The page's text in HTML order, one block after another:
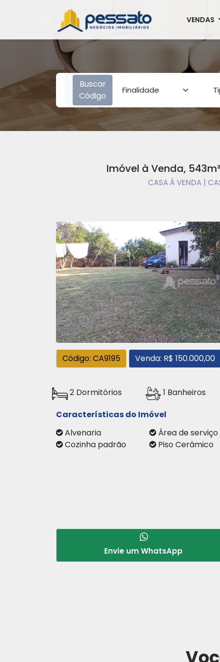
VENDAS
Buscar
Código
Imóvel à Venda,
CASA À VENDA |
Código: CA9195 Venda: R$ 150.000,00
2 Dormitórios
1 Banheiros
Características do Imóvel
Alvenaria
Área de
Cozinha padrão
Piso
Envie um WhatsApp